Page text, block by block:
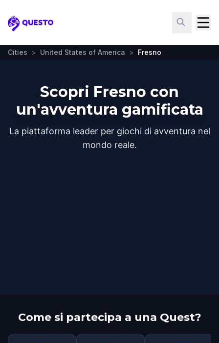
Questo
Cities > United States of America > Fresno
Scopri Fresno con
un'avventura gamificata
La piattaforma leader per giochi di avventura nel
mondo reale.
Come si partecipa a una Quest?